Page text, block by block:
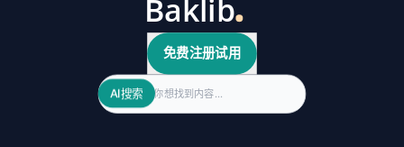
免费注册试用
Search
AI搜索